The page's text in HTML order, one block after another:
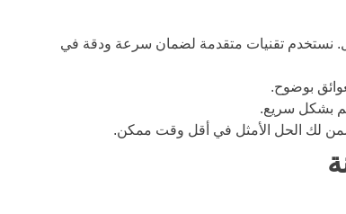
نستخدم تقنيات متقدمة لضمان سرعة ودقة في
بوضوح.
بشكل سريع.
لك الحل الأمثل في أقل وقت ممكن.